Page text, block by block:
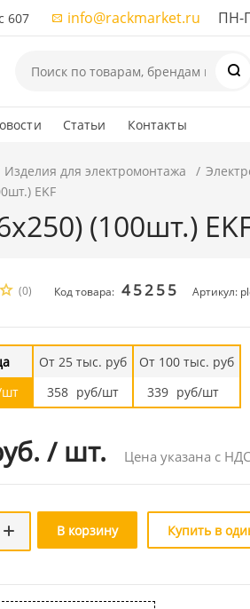
607 info@rackmarket.ru ПН-
Статьи Контакты
Изделия для электромонтажа
EKF
(100шт.)
(0) Код товара: 45255 Артикул:
шт
От 25 тыс. руб
358 руб/шт
От 100 тыс. руб
339 руб/шт
/ шт. Цена указана с НДС
В корзину Купить в